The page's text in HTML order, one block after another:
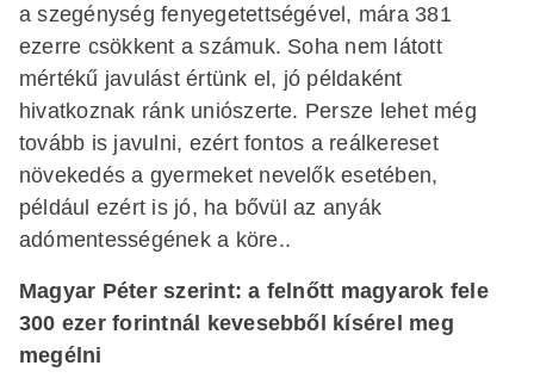
a szegénység fenyegetettségével, mára 381
ezerre csökkent a számuk. Soha nem látott
mértékű javulást értünk el, jó példaként
hivatkoznak ránk uniószerte. Persze lehet még
tovább is javulni, ezért fontos a reálkereset
növekedés a gyermeket nevelők esetében,
például ezért is jó, ha bővül az anyák
adómentességének a köre..
Magyar Péter szerint: a felnőtt magyarok fele
300 ezer forintnál kevesebből kísérel meg
megélni